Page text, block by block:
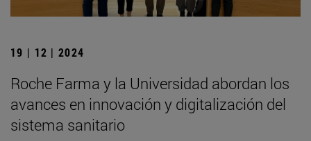
19 | 12 | 2024
Roche Farma y la Universidad abordan los
avances en innovación y digitalización del
sistema sanitario